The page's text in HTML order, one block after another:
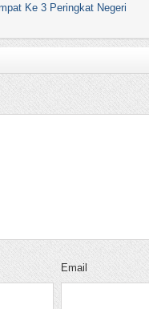
Ke 3 Peringkat Negeri
Email